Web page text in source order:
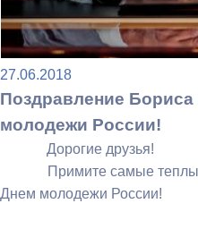
27.06.2018
Поздравление
молодежи России!
Дорогие друзья!
Примите самые теплые и
Днем молодежи России!